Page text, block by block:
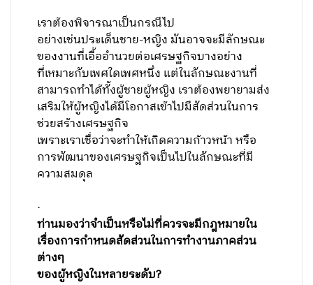
เราต้องพิจารณาเป็นกรณีไป
อย่างเช่นประเด็นชาย-หญิง มันอาจจะมีลักษณะ
ของงานที่เอื้ออำนวยต่อเศรษฐกิจบางอย่าง
ที่เหมาะกับเพศใดเพศหนึ่ง แต่ในลักษณะงานที่
สามารถทำได้ทั้งผู้ชายผู้หญิง เราต้องพยายามส่ง
เสริมให้ผู้หญิงได้มีโอกาสเข้าไปมีสัดส่วนในการ
ช่วยสร้างเศรษฐกิจ
เพราะเราเชื่อว่าจะทำให้เกิดความก้าวหน้า หรือ
การพัฒนาของเศรษฐกิจเป็นไปในลักษณะที่มี
ความสมดุล
·
ท่านมองว่าจำเป็นหรือไม่ที่ควรจะมีกฎหมายใน
เรื่องการกำหนดสัดส่วนในการทำงานภาคส่วน
ต่างๆ
ของผู้หญิงในหลายระดับ?